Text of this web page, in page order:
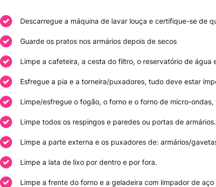
Descarregue a máquina de lavar louça e certifique-se de
Guarde os pratos nos armários depois de secos
Limpe a cafeteira, a cesta do filtro, o reservatório de
Esfregue a pia e a torneira/puxadores, tudo deve estar
Limpe/esfregue o fogão, o forno e o forno de micro-
Limpe todos os respingos e paredes ou portas de armários.
Limpe a parte externa e os puxadores de: armários/
Limpe a lata de lixo por dentro e por fora.
Limpe a frente do forno e a geladeira com limpador de